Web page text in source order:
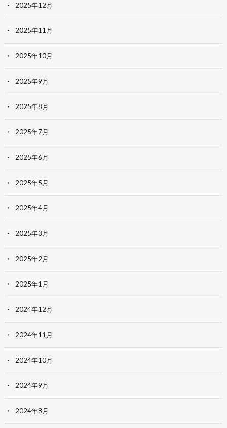
2025年12月
2025年11月
2025年10月
2025年9月
2025年8月
2025年7月
2025年6月
2025年5月
2025年4月
2025年3月
2025年2月
2025年1月
2024年12月
2024年11月
2024年10月
2024年9月
2024年8月